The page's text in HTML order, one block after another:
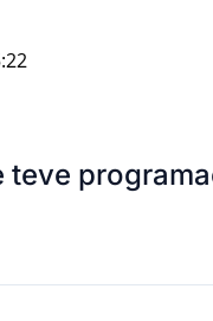
teve